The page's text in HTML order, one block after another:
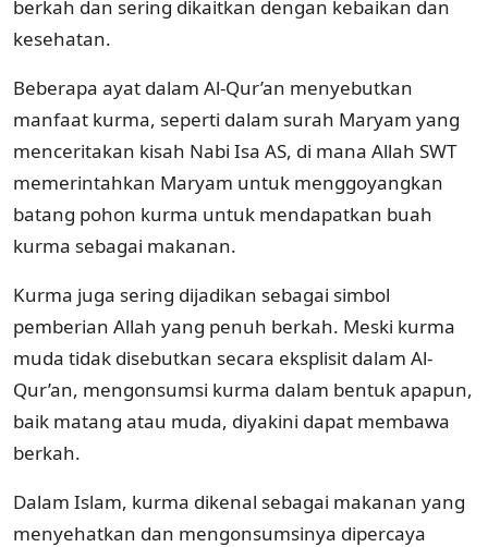
berkah dan sering dikaitkan dengan kebaikan dan
kesehatan.
Beberapa ayat dalam Al-Qur’an menyebutkan
manfaat kurma, seperti dalam surah Maryam yang
menceritakan kisah Nabi Isa AS, di mana Allah SWT
memerintahkan Maryam untuk menggoyangkan
batang pohon kurma untuk mendapatkan buah
kurma sebagai makanan.
Kurma juga sering dijadikan sebagai simbol
pemberian Allah yang penuh berkah. Meski kurma
muda tidak disebutkan secara eksplisit dalam Al-
Qur’an, mengonsumsi kurma dalam bentuk apapun,
baik matang atau muda, diyakini dapat membawa
berkah.
Dalam Islam, kurma dikenal sebagai makanan yang
menyehatkan dan mengonsumsinya dipercaya